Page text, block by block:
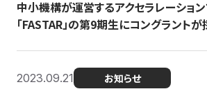
中小機構が運営するアクセラレーショ
「FASTAR」の第9期生にコングラント
2023.09.21 お知らせ